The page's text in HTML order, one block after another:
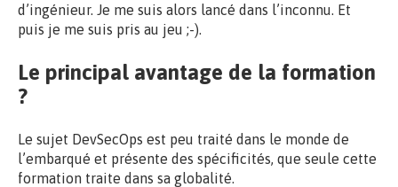
d’ingénieur. Je me suis alors lancé dans l’inconnu. Et
puis je me suis pris au jeu ;-).
Le principal avantage de la formation
?
Le sujet DevSecOps est peu traité dans le monde de
l’embarqué et présente des spécificités, que seule cette
formation traite dans sa globalité.